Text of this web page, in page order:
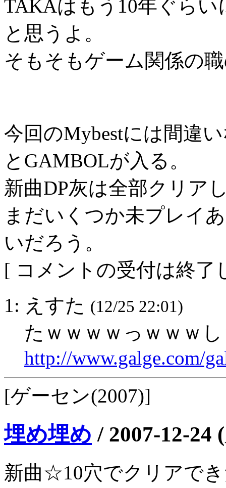
TAKAはもう10年ぐら
と思うよ。
そもそもゲーム関係の
今回のMybestには間違
とGAMBOLが入る。
新曲DP灰は全部クリア
まだいくつか未プレイ
いだろう。
[ コメントの受付は終了
1: えすた (12/25 22:01)
たｗｗｗｗっｗｗｗ
http://www.galge.com/
[ゲーセン(2007)]
埋め埋め / 2007-12-24
新曲☆10穴でクリアで